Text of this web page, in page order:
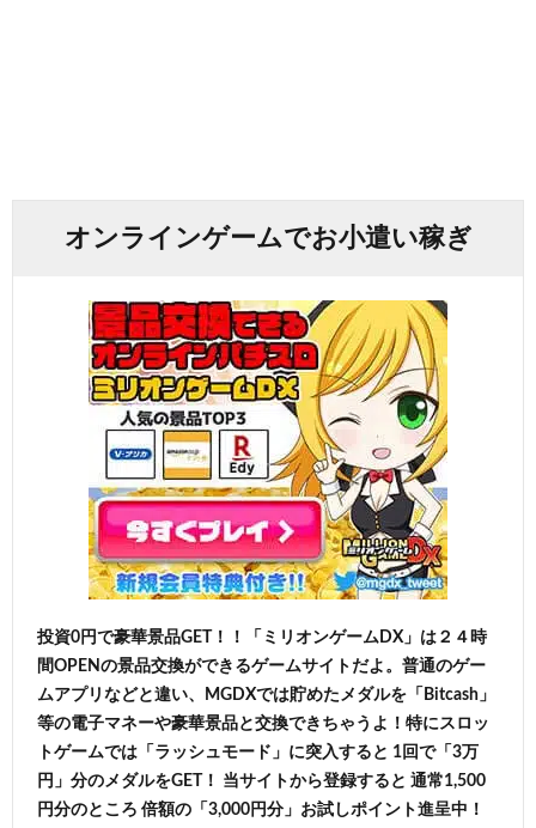
オンラインゲームでお小遣い稼ぎ
投資0円で豪華景品GET！！「ミリオンゲームDX」は２４時
間OPENの景品交換ができるゲームサイトだよ。普通のゲー
ムアプリなどと違い、MGDXでは貯めたメダルを「Bitcash」
等の電子マネーや豪華景品と交換できちゃうよ！特にスロッ
トゲームでは「ラッシュモード」に突入すると 1回で「3万
円」分のメダルをGET！ 当サイトから登録すると 通常1,500
円分のところ 倍額の「3,000円分」お試しポイント進呈中！